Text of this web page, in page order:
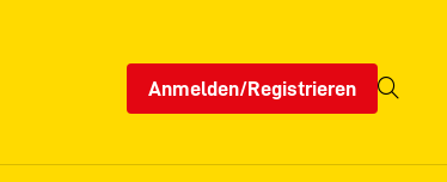
Anmelden/Registrieren